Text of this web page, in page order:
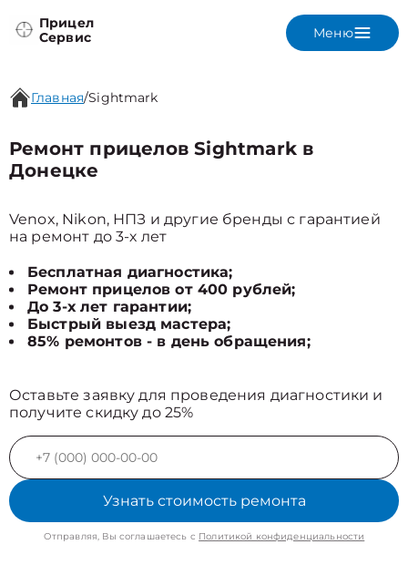
Прицел
Сервис
Меню
Главная/Sightmark
Ремонт прицелов Sightmark в
Донецке
Venox, Nikon, НПЗ и другие бренды с гарантией
на ремонт до 3-х лет
Бесплатная диагностика;
Ремонт прицелов от 400 рублей;
До 3-х лет гарантии;
Быстрый выезд мастера;
85% ремонтов - в день обращения;
Оставьте заявку для проведения диагностики и
получите скидку до 25%
Узнать стоимость ремонта
Отправляя, Вы соглашаетесь с Политикой конфиденциальности